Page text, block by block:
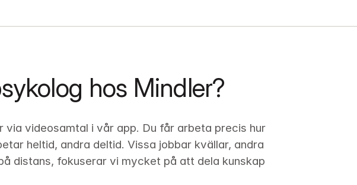
hos Mindler?
videosamtal i vår app. Du får arbeta precis hur
heltid, andra deltid. Vissa jobbar kvällar, andra
distans, fokuserar vi mycket på att dela kunskap